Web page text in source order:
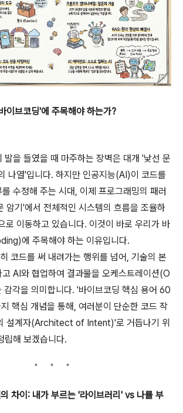
이브코딩'에 주목해야 하는가?
발을 들였을 때 마주하는 장벽은 대개 '낯선 문
나열'입니다. 하지만 인공지능(AI)이 코드를
수정해 주는 시대, 이제 프로그래밍의 패러
암기'에서 전체적인 시스템의 흐름을 조율하
로 이동하고 있습니다. 이것이 바로 우리가 바
에 주목해야 하는 이유입니다.
코드를 써 내려가는 행위를 넘어, 기술의 본
AI와 협업하여 결과물을 오케스트레이션(O
각을 의미합니다. '바이브코딩 핵심 용어 60
핵심 개념을 통해, 여러분이 단순한 코드 작
설계자(Architect of Intent)'로 거듭나기 위
립해 보겠습니다.
차이: 내가 부르는 '라이브러리' vs 나를 부